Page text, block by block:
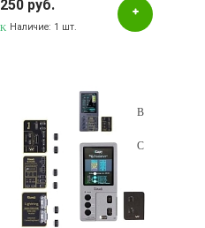
250 руб.
Наличие: 1 шт.